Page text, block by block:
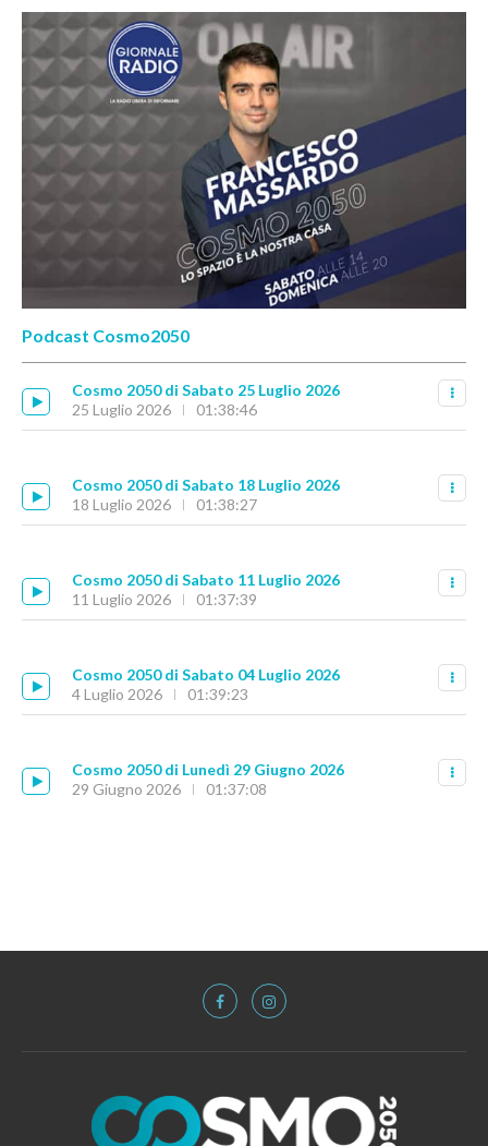
Podcast Cosmo2050
Cosmo 2050 di Sabato 25 Luglio 2026
25 Luglio 2026
01:38:46
Cosmo 2050 di Sabato 18 Luglio 2026
18 Luglio 2026
01:38:27
Cosmo 2050 di Sabato 11 Luglio 2026
11 Luglio 2026
01:37:39
Cosmo 2050 di Sabato 04 Luglio 2026
4 Luglio 2026
01:39:23
Cosmo 2050 di Lunedì 29 Giugno 2026
29 Giugno 2026
01:37:08